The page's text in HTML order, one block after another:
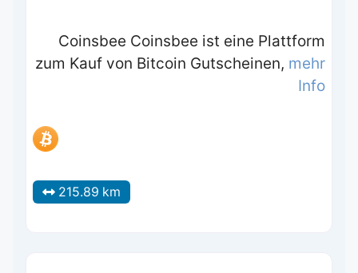
Coinsbee Coinsbee ist eine Plattform
zum Kauf von Bitcoin Gutscheinen, mehr
Info
215.89 km